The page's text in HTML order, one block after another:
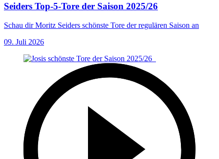
Seiders Top-5-Tore der Saison 2025/26
Schau dir Moritz Seiders schönste Tore der regulären Saison an
09. Juli 2026